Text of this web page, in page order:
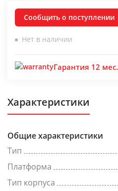
Сообщить о поступлении
Нет в наличии
Гарантия 12 мес.
Характеристики
Общие характеристики
Тип
Платформа
Тип корпуса